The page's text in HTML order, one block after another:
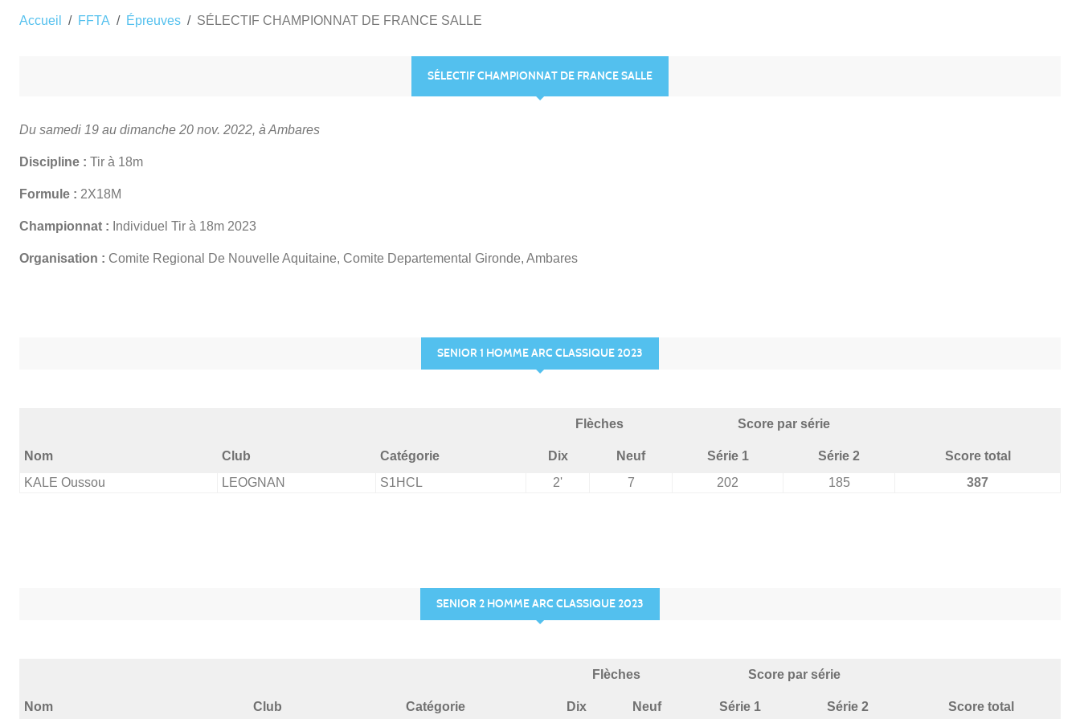
Accueil FFTA Épreuves SÉLECTIF CHAMPIONNAT DE FRANCE SALLE
SÉLECTIF CHAMPIONNAT DE FRANCE SALLE
Du samedi 19 au dimanche 20 nov. 2022, à Ambares
Discipline : Tir à 18m
Formule : 2X18M
Championnat : Individuel Tir à 18m 2023
Organisation : Comite Regional De Nouvelle Aquitaine, Comite Departemental Gironde, Ambares
SENIOR 1 HOMME ARC CLASSIQUE 2023
Flèches Score par série
Nom Club Catégorie Dix Neuf Série 1 Série 2
Score total
KALE Oussou
LEOGNAN S1HCL 2' 7 202 185 387
SENIOR 2 HOMME ARC CLASSIQUE 2023
Flèches Score par série
Nom Club Catégorie Dix Neuf Série 1 Série 2
Score total